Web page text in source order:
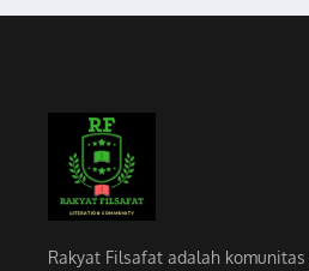
Rakyat Filsafat adalah